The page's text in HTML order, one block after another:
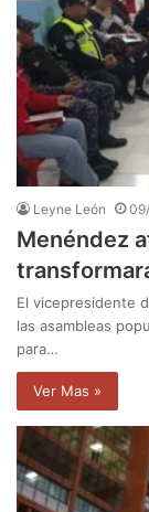
Leyne León
Menéndez
El vicepresidente
las asambleas
para…
Ver Mas »